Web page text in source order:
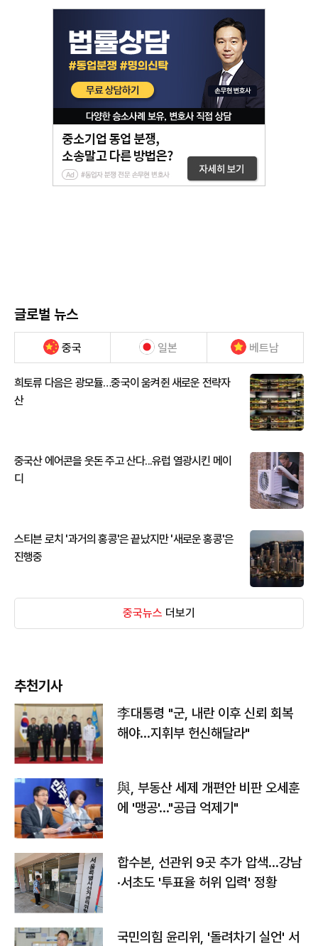
글로벌 뉴스
중국 일본 베트남
희토류 다음은 광모듈…중국이 움켜쥔 새로운 전략자
산
중국산 에어콘을 웃돈 주고 산다...유럽 열광시킨 메이
디
스티븐 로치 '과거의 홍콩'은 끝났지만 '새로운 홍콩'은
진행중
중국뉴스 더보기
추천기사
李대통령 "군, 내란 이후 신뢰 회복
해야…지휘부 헌신해달라"
與, 부동산 세제 개편안 비판 오세훈
에 '맹공'…"공급 억제기"
합수본, 선관위 9곳 추가 압색…강남
·서초도 '투표율 허위 입력' 정황
국민의힘 윤리위, '돌려차기 실언' 서